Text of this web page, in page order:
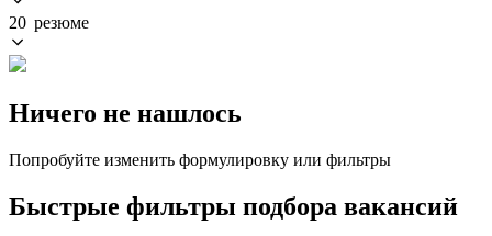
20 резюме
Ничего не нашлось
Попробуйте изменить формулировку или фильтры
Быстрые фильтры подбора вакансий